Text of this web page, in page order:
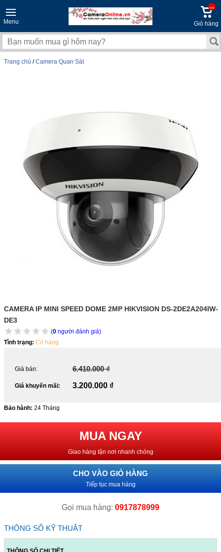
Menu
...
Giỏ hàng
Trang chủ /Camera Quan Sát
CAMERA IP MINI SPEED DOME 2MP HIKVISION DS-2DE2A204IW-
DE3
(0 người đánh giá)
Tình trạng: Có hàng
Giá bán: 6.410.000 ₫
Giá khuyến mãi: 3.200.000 ₫
Bảo hành: 24 Tháng
MUA NGAY
Giao hàng tận nơi nhanh chóng
CHO VÀO GIỎ HÀNG
Tiếp tục mua hàng
Gọi mua hàng: 0917878999
THÔNG SỐ KỸ THUẬT